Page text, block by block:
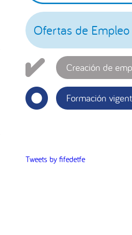
principal
Ofertas de Empleo
Creación de
Formación
Tweets by fifedetfe